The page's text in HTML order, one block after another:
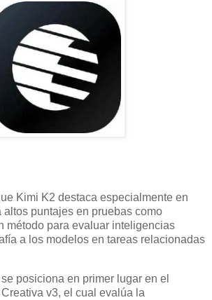
Kimi K2 destaca especialmente en
puntajes en pruebas como
método para evaluar inteligencias
a los modelos en tareas relacionadas
posiciona en primer lugar en el
v3, el cual evalúa la